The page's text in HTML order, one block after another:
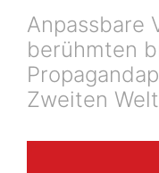
Anpassbare
berühmten
Zweiten